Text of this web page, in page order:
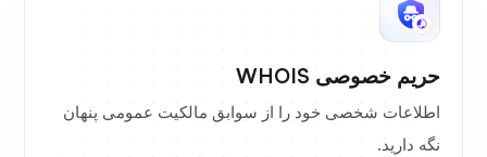
حریم خصوصی WHOIS
اطلاعات شخصی خود را از سوابق مالکیت عمومی پنهان
نگه دارید.